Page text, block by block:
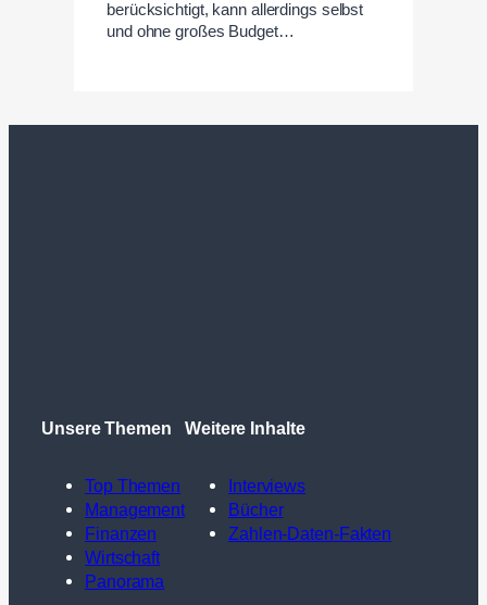
berücksichtigt, kann allerdings selbst
und ohne großes Budget…
Unsere Themen
Top Themen
Management
Finanzen
Wirtschaft
Panorama
Weitere Inhalte
Interviews
Bücher
Zahlen-Daten-Fakten